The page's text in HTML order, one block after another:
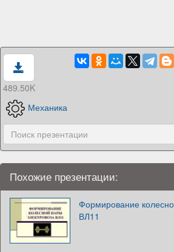
489.50K
Механика
Похожие презентации:
Формирование
ВЛ11